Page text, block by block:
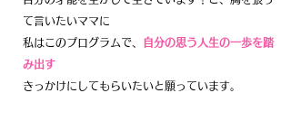
て言いたいママに
私はこのプログラムで、 自分の思う人生の一歩を踏
み出す
きっかけにしてもらいたいと願っています。